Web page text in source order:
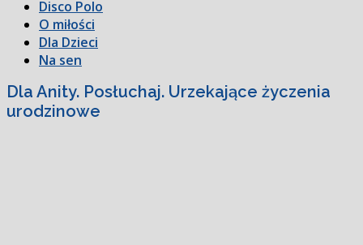
Disco Polo
O miłości
Dla Dzieci
Na sen
Dla Anity. Posłuchaj. Urzekające życzenia
urodzinowe